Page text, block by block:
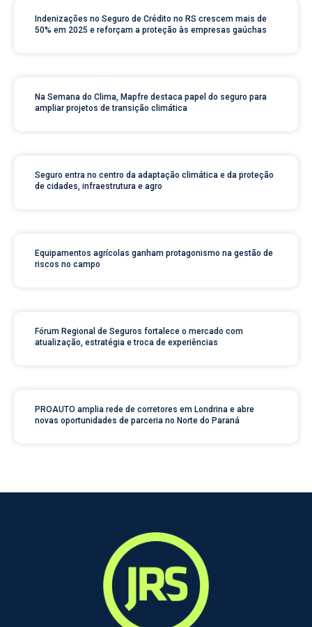
Indenizações no Seguro de Crédito no RS crescem mais de
50% em 2025 e reforçam a proteção às empresas gaúchas
Na Semana do Clima, Mapfre destaca papel do seguro para
ampliar projetos de transição climática
Seguro entra no centro da adaptação climática e da proteção
de cidades, infraestrutura e agro
Equipamentos agrícolas ganham protagonismo na gestão de
riscos no campo
Fórum Regional de Seguros fortalece o mercado com
atualização, estratégia e troca de experiências
PROAUTO amplia rede de corretores em Londrina e abre
novas oportunidades de parceria no Norte do Paraná